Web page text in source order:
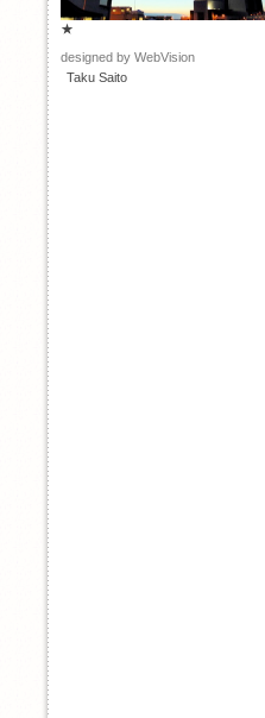
★
designed by WebVision
Taku Saito